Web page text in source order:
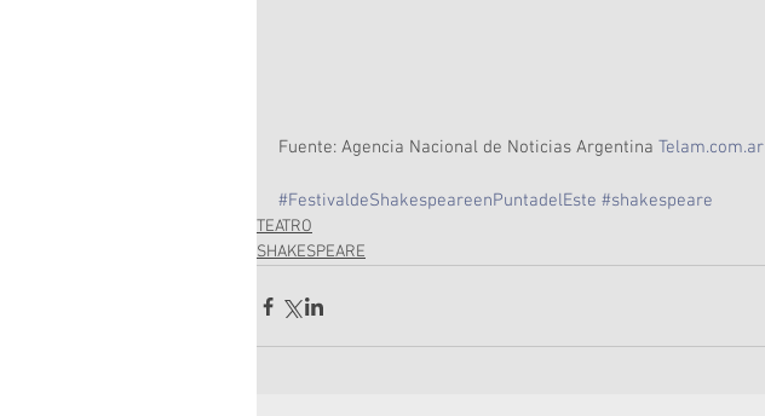
Fuente: Agencia Nacional de Noticias Argentina Telam.com.ar
#FestivaldeShakespeareenPuntadelEste #shakespeare
TEATRO
SHAKESPEARE